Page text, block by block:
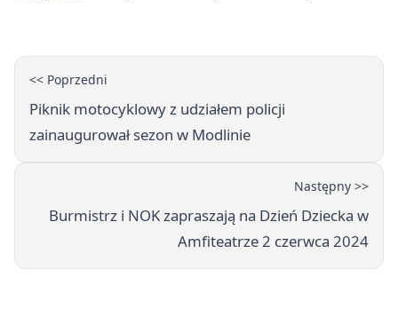
<< Poprzedni
Piknik motocyklowy z udziałem policji
zainaugurował sezon w Modlinie
Następny >>
Burmistrz i NOK zapraszają na Dzień Dziecka w
Amfiteatrze 2 czerwca 2024